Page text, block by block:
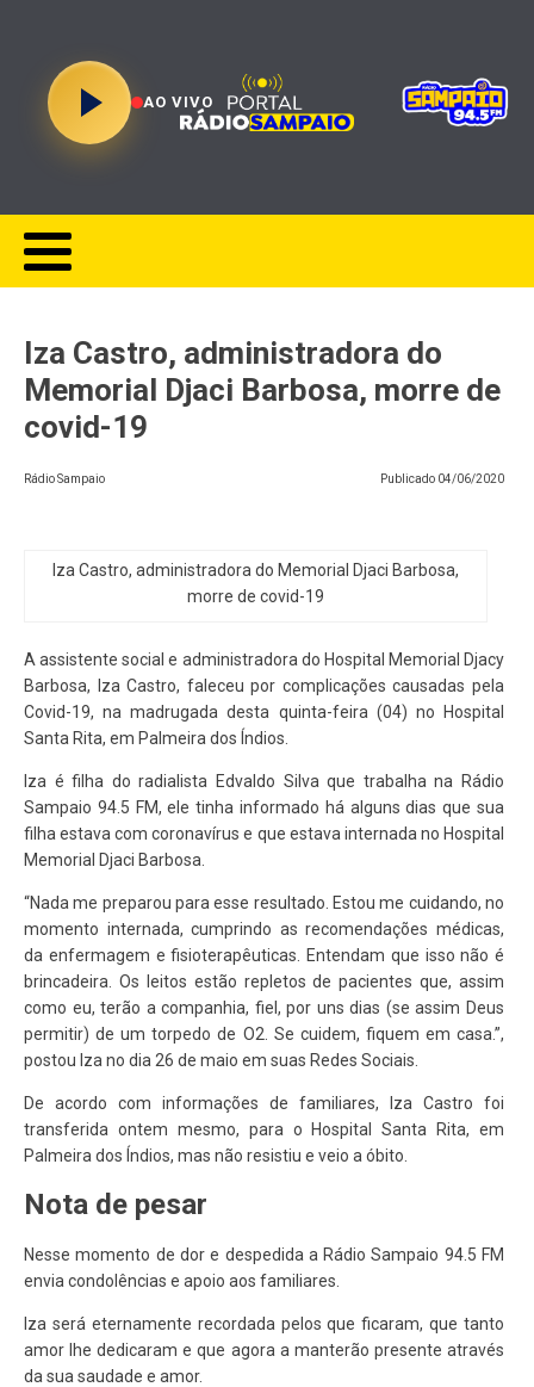
AO VIVO
Iza Castro, administradora do
Memorial Djaci Barbosa, morre de
covid-19
Rádio Sampaio Publicado 04/06/2020
Iza Castro, administradora do Memorial Djaci Barbosa,
morre de covid-19
A assistente social e administradora do Hospital Memorial Djacy
Barbosa, Iza Castro, faleceu por complicações causadas pela
Covid-19, na madrugada desta quinta-feira (04) no Hospital
Santa Rita, em Palmeira dos Índios.
Iza é filha do radialista Edvaldo Silva que trabalha na Rádio
Sampaio 94.5 FM, ele tinha informado há alguns dias que sua
filha estava com coronavírus e que estava internada no Hospital
Memorial Djaci Barbosa.
“Nada me preparou para esse resultado. Estou me cuidando, no
momento internada, cumprindo as recomendações médicas,
da enfermagem e fisioterapêuticas. Entendam que isso não é
brincadeira. Os leitos estão repletos de pacientes que, assim
como eu, terão a companhia, fiel, por uns dias (se assim Deus
permitir) de um torpedo de O2. Se cuidem, fiquem em casa.”,
postou Iza no dia 26 de maio em suas Redes Sociais.
De acordo com informações de familiares, Iza Castro foi
transferida ontem mesmo, para o Hospital Santa Rita, em
Palmeira dos Índios, mas não resistiu e veio a óbito.
Nota de pesar
Nesse momento de dor e despedida a Rádio Sampaio 94.5 FM
envia condolências e apoio aos familiares.
Iza será eternamente recordada pelos que ficaram, que tanto
amor lhe dedicaram e que agora a manterão presente através
da sua saudade e amor.